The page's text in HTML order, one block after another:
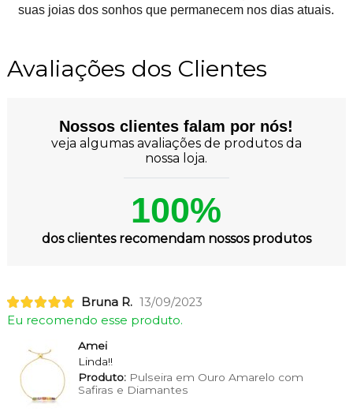
suas joias dos sonhos que permanecem nos dias atuais.
Avaliações dos Clientes
Nossos clientes falam por nós!
veja algumas avaliações de produtos da
nossa loja.
100%
dos clientes recomendam nossos produtos
Bruna R. 13/09/2023
Eu recomendo esse produto.
Amei
Linda!!
Produto:Pulseira em Ouro Amarelo com
Safiras e Diamantes